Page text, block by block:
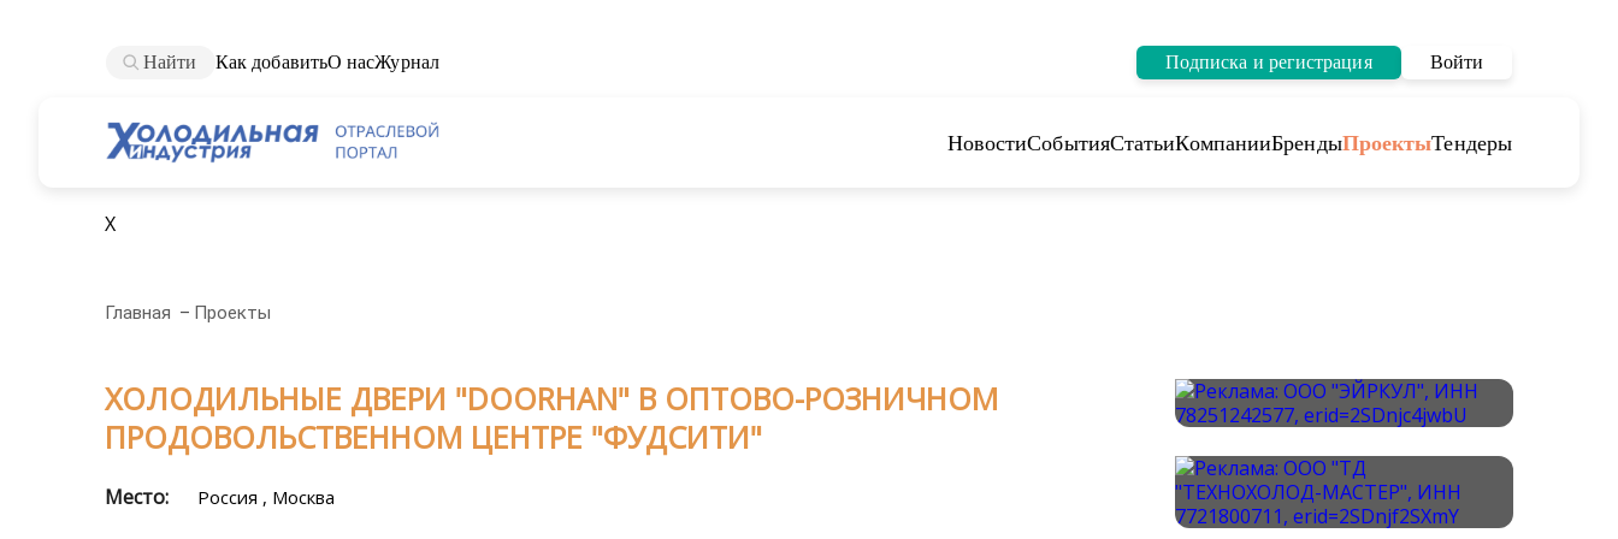
Найти Как добавитьО насЖурнал Подписка и регистрация Войти
НовостиСобытияСтатьиКомпанииБрендыПроектыТендеры
X
Главная Проекты
ХОЛОДИЛЬНЫЕ ДВЕРИ "DOORHAN" В ОПТОВО-РОЗНИЧНОМ
ПРОДОВОЛЬСТВЕННОМ ЦЕНТРЕ "ФУДСИТИ"
Место: Россия , Москва